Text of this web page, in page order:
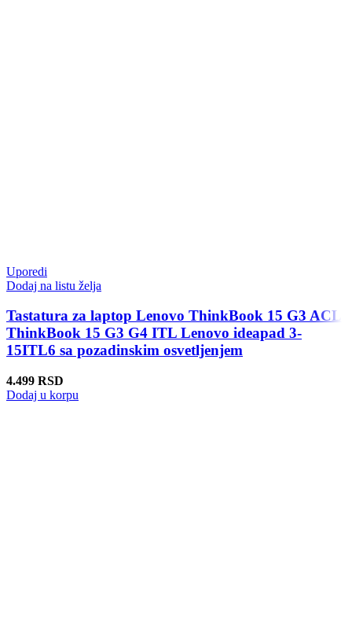
Uporedi
Dodaj na listu želja
Tastatura za laptop Lenovo ThinkBook 15 G3 ACL
ThinkBook 15 G3 G4 ITL Lenovo ideapad 3-
15ITL6 sa pozadinskim osvetljenjem
4.499 RSD
Dodaj u korpu